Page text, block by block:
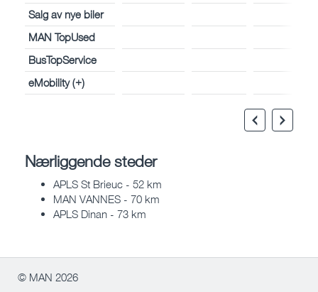
Salg av nye biler
MAN TopUsed
BusTopService
eMobility (+)
Nærliggende steder
APLS St Brieuc - 52 km
MAN VANNES - 70 km
APLS Dinan - 73 km
© MAN 2026